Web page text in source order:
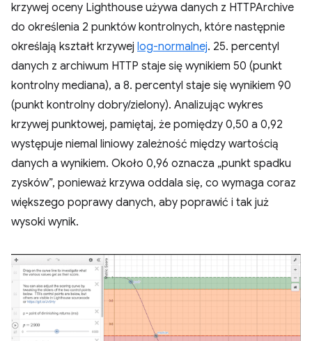
krzywej oceny Lighthouse używa danych z HTTPArchive
do określenia 2 punktów kontrolnych, które następnie
określają kształt krzywej log-normalnej. 25. percentyl
danych z archiwum HTTP staje się wynikiem 50 (punkt
kontrolny mediana), a 8. percentyl staje się wynikiem 90
(punkt kontrolny dobry/zielony). Analizując wykres
krzywej punktowej, pamiętaj, że pomiędzy 0,50 a 0,92
występuje niemal liniowy zależność między wartością
danych a wynikiem. Około 0,96 oznacza „punkt spadku
zysków”, ponieważ krzywa oddala się, co wymaga coraz
większego poprawy danych, aby poprawić i tak już
wysoki wynik.